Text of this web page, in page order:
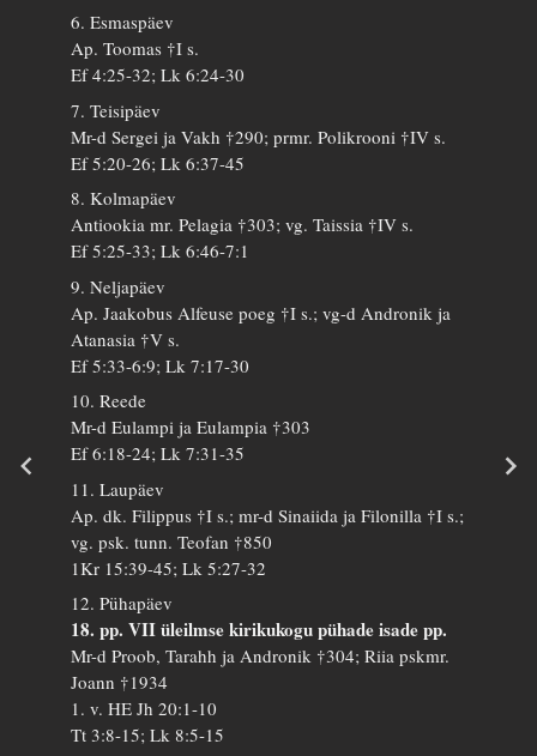
6. Esmaspäev
Ap. Toomas †I s.
Ef 4:25-32; Lk 6:24-30
7. Teisipäev
Mr-d Sergei ja Vakh †290; prmr. Polikrooni †IV s.
Ef 5:20-26; Lk 6:37-45
8. Kolmapäev
Antiookia mr. Pelagia †303; vg. Taissia †IV s.
Ef 5:25-33; Lk 6:46-7:1
9. Neljapäev
Ap. Jaakobus Alfeuse poeg †I s.; vg-d Andronik ja
Atanasia †V s.
Ef 5:33-6:9; Lk 7:17-30
10. Reede
Mr-d Eulampi ja Eulampia †303
Ef 6:18-24; Lk 7:31-35
11. Laupäev
Ap. dk. Filippus †I s.; mr-d Sinaiida ja Filonilla †I s.;
vg. psk. tunn. Teofan †850
1Kr 15:39-45; Lk 5:27-32
12. Pühapäev
18. pp. VII üleilmse kirikukogu pühade isade pp.
Mr-d Proob, Tarahh ja Andronik †304; Riia pskmr.
Joann †1934
1. v. HE Jh 20:1-10
Tt 3:8-15; Lk 8:5-15